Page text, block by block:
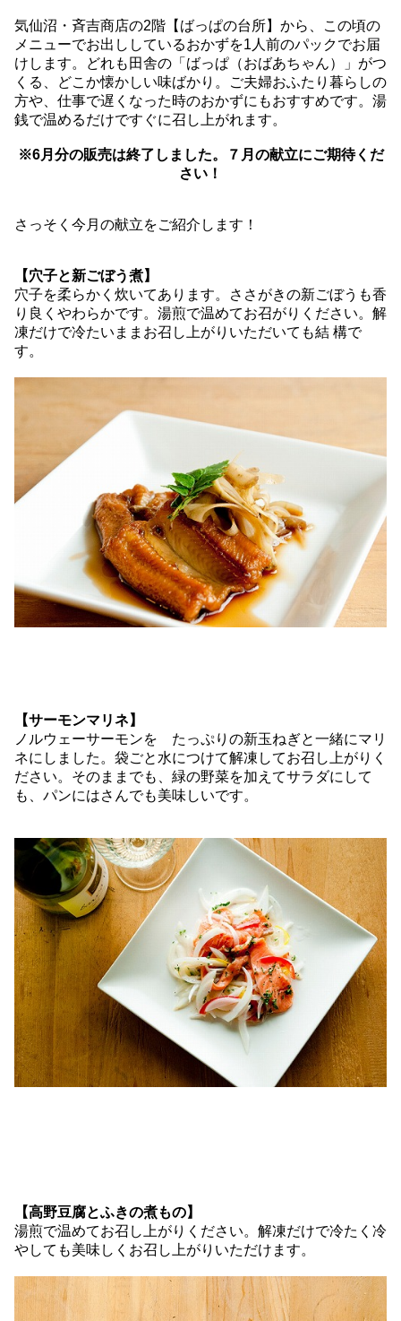
気仙沼・斉吉商店の2階【ばっぱの台所】から、この頃の
メニューでお出ししているおかずを1人前のパックでお届
けします。どれも田舎の「ばっぱ（おばあちゃん）」がつ
くる、どこか懐かしい味ばかり。ご夫婦おふたり暮らしの
方や、仕事で遅くなった時のおかずにもおすすめです。湯
銭で温めるだけですぐに召し上がれます。
※6月分の販売は終了しました。７月の献立にご期待くだ
さい！
さっそく今月の献立をご紹介します！
【穴子と新ごぼう煮】
穴子を柔らかく炊いてあります。ささがきの新ごぼうも香
り良くやわらかです。湯煎で温めてお召がりください。解
凍だけで冷たいままお召し上がりいただいても結 構で
す。
【サーモンマリネ】
ノルウェーサーモンを たっぷりの新玉ねぎと一緒にマリ
ネにしました。袋ごと水につけて解凍してお召し上がりく
ださい。そのままでも、緑の野菜を加えてサラダにして
も、パンにはさんでも美味しいです。
【高野豆腐とふきの煮もの】
湯煎で温めてお召し上がりください。解凍だけで冷たく冷
やしても美味しくお召し上がりいただけます。